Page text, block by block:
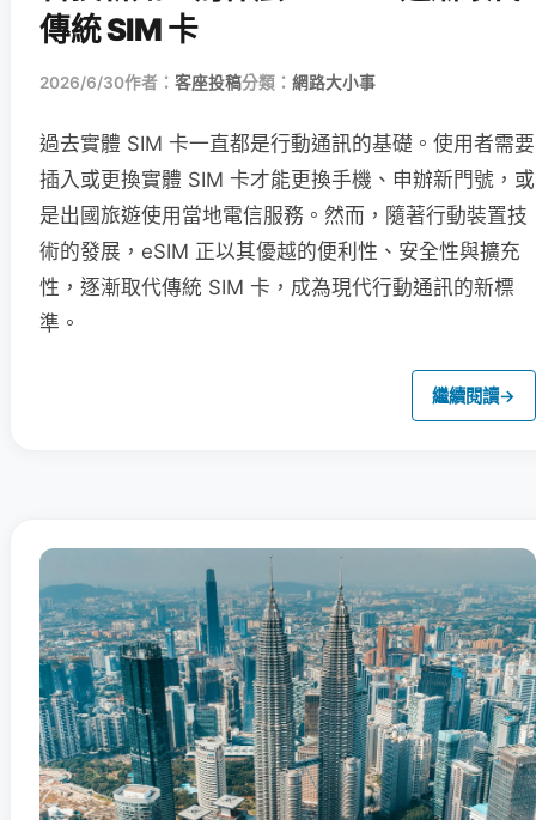
傳統 SIM 卡
2026/6/30作者： 客座投稿分類： 網路大小事
過去實體 SIM 卡一直都是行動通訊的基礎。使用者需要
插入或更換實體 SIM 卡才能更換手機、申辦新門號，或
是出國旅遊使用當地電信服務。然而，隨著行動裝置技
術的發展，eSIM 正以其優越的便利性、安全性與擴充
性，逐漸取代傳統 SIM 卡，成為現代行動通訊的新標
準。
繼續閱讀→